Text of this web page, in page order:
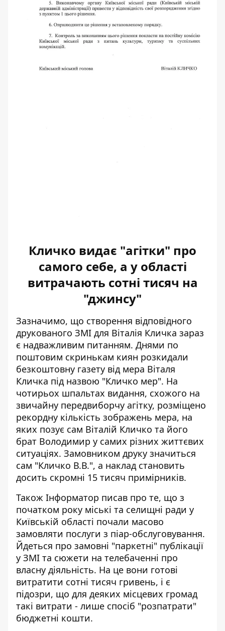
Кличко видає "агітки" про
самого себе, а у області
витрачають сотні тисяч на
"джинсу"
Зазначимо, що створення відповідного
друкованого ЗМІ для Віталія Кличка зараз
є надважливим питанням. Днями по
поштовим скринькам киян розкидали
безкоштовну газету від мера Віталя
Кличка під назвою "Кличко мер". На
чотирьох шпальтах видання, схожого на
звичайну передвиборчу агітку, розміщено
рекордну кількість зображень мера, на
яких позує сам Віталій Кличко та його
брат Володимир у самих різних життєвих
ситуаціях. Замовником друку значиться
сам "Кличко В.В.", а наклад становить
досить скромні 15 тисяч примірників.
Також Інформатор писав про те, що з
початком року міські та селищні ради у
Київській області почали масово
замовляти послуги з піар-обслуговування.
Йдеться про замовні "паркетні" публікації
у ЗМІ та сюжети на телебаченні про
власну діяльність. На це вони готові
витратити сотні тисяч гривень, і є
підозри, що для деяких місцевих громад
такі витрати - лише спосіб "розпатрати"
бюджетні кошти.